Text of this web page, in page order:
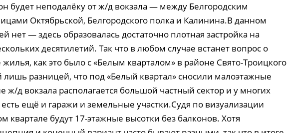
будет неподалёку от ж/д вокзала — между Белгородским
Октябрьской, Белгородского полка и Калинина.В данном
нет — здесь образовалась достаточно плотная застройка на
десятилетий. Так что в любом случае встанет вопрос о
как это было с «Белым кварталом» в районе Свято-Троицкого
лишь разницей, что под «Белый квартал» сносили малоэтажные
ж/д вокзала располагается большой частный сектор и у многих
ещё и гаражи и земельные участки.Судя по визуализации
квартале будут 17-этажные высотки без балконов. Хотя